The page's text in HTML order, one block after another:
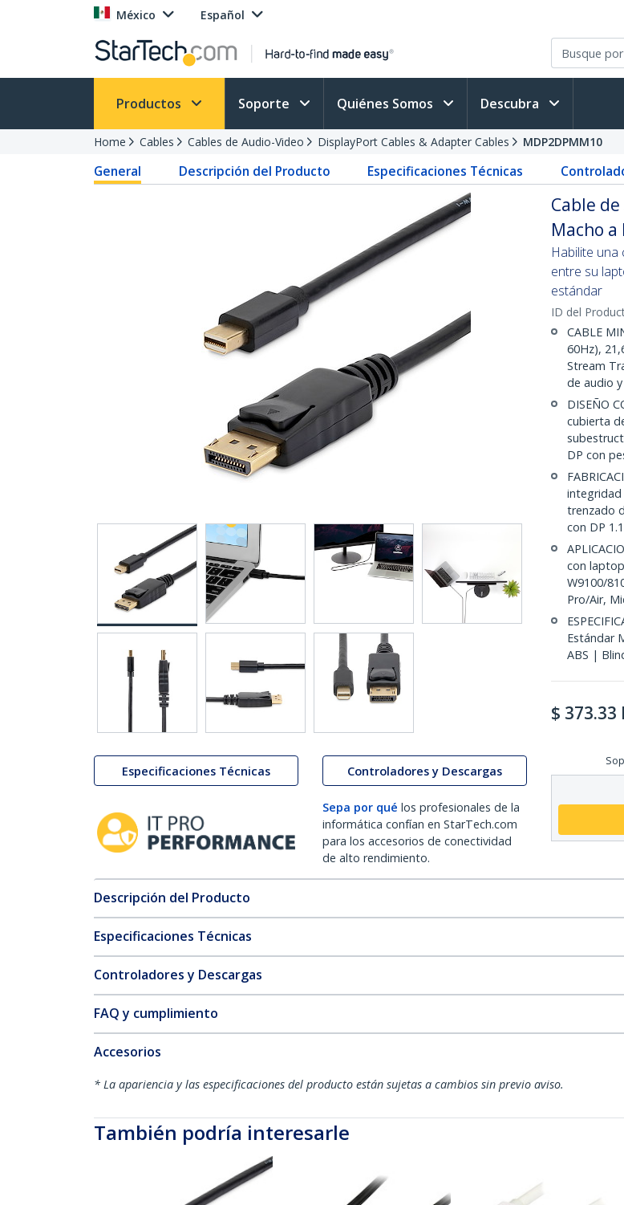
México Español
Productos Soporte Quiénes Somos Descubra
Home Cables Cables de Audio-Video DisplayPort Cables & Adapter Cables MDP2DPMM10
General Descripción del Producto Especificaciones Técnicas
Especificaciones Técnicas Controladores y Descargas
Sepa por qué los profesionales de la
informática confían en StarTech.com
para los accesorios de conectividad
de alto rendimiento.
Cable
Macho
Habilite
entre su
estándar
ID del
CABLE
60Hz),
Stream
de audio
DISEÑO
cubierta
DP con
integridad
trenzado
con DP 1.1
con
W9100/
Pro/Air,
Estándar
ABS |
$ 373.33
Descripción del Producto
Especificaciones Técnicas
Controladores y Descargas
FAQ y cumplimiento
Accesorios
* La apariencia y las especificaciones del producto están sujetas a cambios sin previo aviso.
También podría interesarle